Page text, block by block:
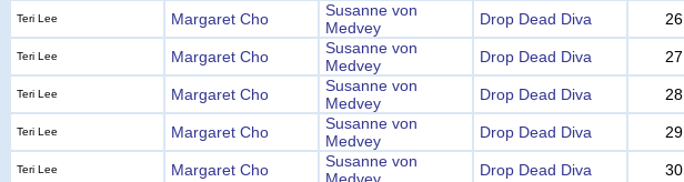
Teri Lee Margaret Cho
Susanne von
Medvey
Drop Dead Diva 26
Teri Lee Margaret Cho
Susanne von
Medvey
Drop Dead Diva 27
Teri Lee Margaret Cho
Susanne von
Medvey
Drop Dead Diva 28
Teri Lee Margaret Cho
Susanne von
Medvey
Drop Dead Diva 29
Teri Lee Margaret Cho
Susanne von
Drop Dead Diva 30